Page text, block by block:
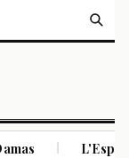
L'Espagne